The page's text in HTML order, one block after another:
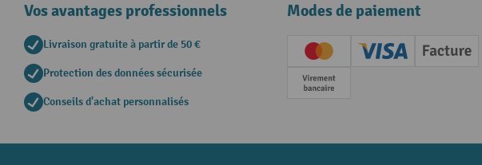
Vos avantages professionnels
Livraison gratuite à partir de 50 €
Protection des données sécurisée
Conseils d'achat personnalisés
Modes de paiement
Creditcard (Master)Creditcard (Visa)
Facture
Paiement anticipé